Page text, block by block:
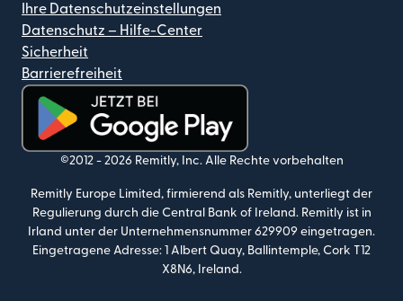
Ihre Datenschutzeinstellungen
Datenschutz – Hilfe-Center
Sicherheit
Barrierefreiheit
(wird in einem neuen Fenster geöffnet)
©2012 - 2026 Remitly, Inc. Alle Rechte vorbehalten
Remitly Europe Limited, firmierend als Remitly, unterliegt der
Regulierung durch die Central Bank of Ireland. Remitly ist in
Irland unter der Unternehmensnummer 629909 eingetragen.
Eingetragene Adresse: 1 Albert Quay, Ballintemple, Cork T12
X8N6, Ireland.